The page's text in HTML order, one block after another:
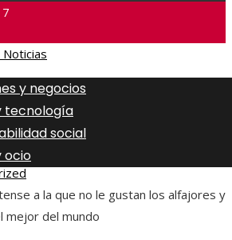
y negocios
tecnología
social
ocio
a la que no le gustan los alfajores y
mejor del mundo